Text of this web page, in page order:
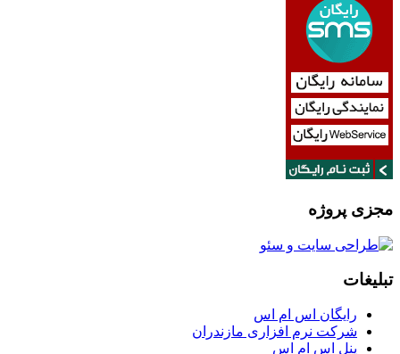
مجزی پروژه
تبلیغات
رایگان اس ام اس
شرکت نرم افزاری مازندران
پنل اس ام اس